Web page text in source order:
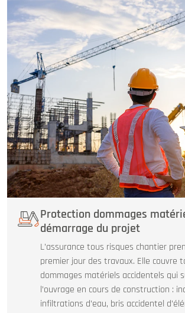
Protection dommages
démarrage du projet
L’assurance tous risques chantier
premier jour des travaux. Elle couvre
dommages matériels accidentels qui
l’ouvrage en cours de construction :
infiltrations d’eau, bris accidentel